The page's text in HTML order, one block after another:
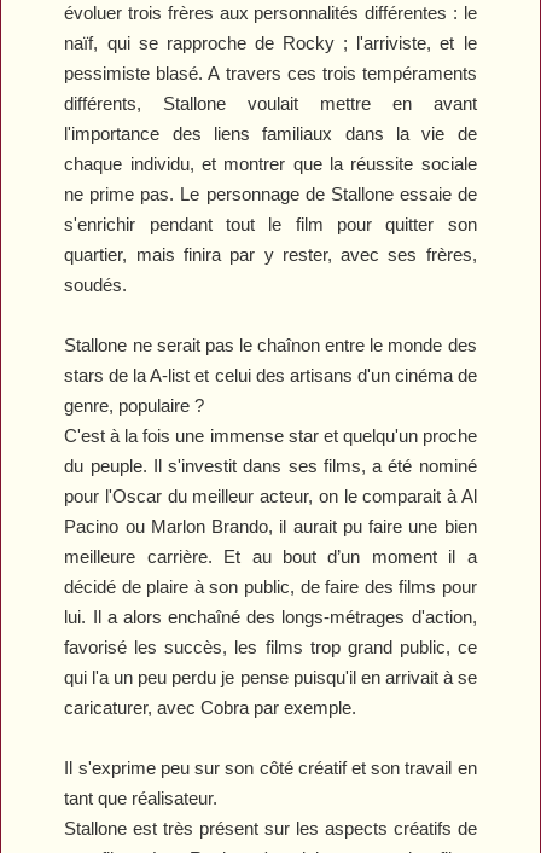
évoluer trois frères aux personnalités différentes : le
naïf, qui se rapproche de Rocky ; l'arriviste, et le
pessimiste blasé. A travers ces trois tempéraments
différents, Stallone voulait mettre en avant
l'importance des liens familiaux dans la vie de
chaque individu, et montrer que la réussite sociale
ne prime pas. Le personnage de Stallone essaie de
s'enrichir pendant tout le film pour quitter son
quartier, mais finira par y rester, avec ses frères,
soudés.
Stallone ne serait pas le chaînon entre le monde des
stars de la A-list et celui des artisans d'un cinéma de
genre, populaire ?
C'est à la fois une immense star et quelqu'un proche
du peuple. Il s'investit dans ses films, a été nominé
pour l'Oscar du meilleur acteur, on le comparait à Al
Pacino ou Marlon Brando, il aurait pu faire une bien
meilleure carrière. Et au bout d’un moment il a
décidé de plaire à son public, de faire des films pour
lui. Il a alors enchaîné des longs-métrages d'action,
favorisé les succès, les films trop grand public, ce
qui l'a un peu perdu je pense puisqu'il en arrivait à se
caricaturer, avecCobra par exemple.
Il s'exprime peu sur son côté créatif et son travail en
tant que réalisateur.
Stallone est très présent sur les aspects créatifs de